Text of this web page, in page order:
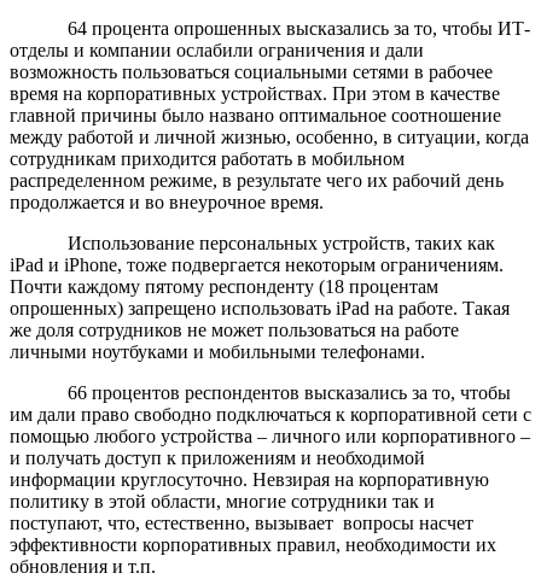
64 процента опрошенных высказались за то, чтобы ИТ-
отделы и компании ослабили ограничения и дали
возможность пользоваться социальными сетями в рабочее
время на корпоративных устройствах. При этом в качестве
главной причины было названо оптимальное соотношение
между работой и личной жизнью, особенно, в ситуации, когда
сотрудникам приходится работать в мобильном
распределенном режиме, в результате чего их рабочий день
продолжается и во внеурочное время.
Использование персональных устройств, таких как
iPad и iPhone, тоже подвергается некоторым ограничениям.
Почти каждому пятому респонденту (18 процентам
опрошенных) запрещено использовать iPad на работе. Такая
же доля сотрудников не может пользоваться на работе
личными ноутбуками и мобильными телефонами.
66 процентов респондентов высказались за то, чтобы
им дали право свободно подключаться к корпоративной сети с
помощью любого устройства – личного или корпоративного –
и получать доступ к приложениям и необходимой
информации круглосуточно. Невзирая на корпоративную
политику в этой области, многие сотрудники так и
поступают, что, естественно, вызывает вопросы насчет
эффективности корпоративных правил, необходимости их
обновления и т.п.